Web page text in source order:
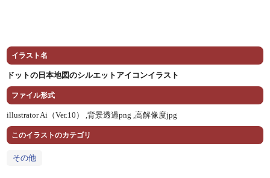
イラスト名
ドットの日本地図のシルエットアイコンイラスト
ファイル形式
illustrator Ai（Ver.10） ,背景透過png ,高解像度jpg
このイラストのカテゴリ
その他